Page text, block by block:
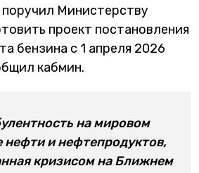
Министерству
проект постановления
бензина с 1 апреля 2026
кабмин.
на мировом
нефти и нефтепродуктов,
кризисом на Ближнем